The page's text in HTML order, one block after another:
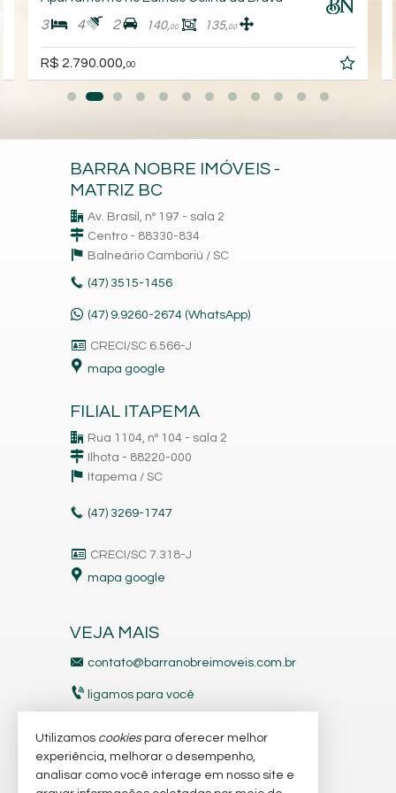
3 4 2 140,00 135,00
R$ 2.790.000,00
BARRA NOBRE IMÓVEIS -
MATRIZ BC
Av. Brasil, nº 197 - sala 2
Centro - 88330-834
Balneário Camboriú / SC
(47) 3515-1456
(47) 9.9260-2674 (WhatsApp)
CRECI/SC 6.566-J
mapa google
FILIAL ITAPEMA
Rua 1104, nº 104 - sala 2
Ilhota - 88220-000
Itapema / SC
(47) 3269-1747
CRECI/SC 7.318-J
mapa google
VEJA MAIS
contato@barranobreimoveis.com.br
ligamos para você
indicadores financeiros
Utilizamos cookiespara oferecer melhor
experiência, melhorar o desempenho,
analisar como você interage em nosso site e